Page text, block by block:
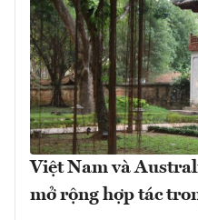
Việt Nam và
mở rộng hợp tác